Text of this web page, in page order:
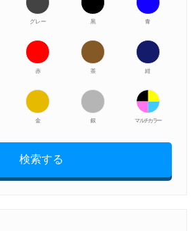
グレー 黒 青
赤 茶 紺
金 銀 マルチカラー
検索する